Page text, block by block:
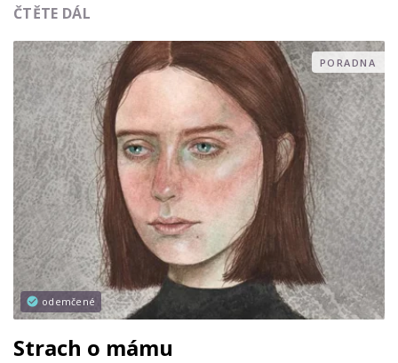
ČTĚTE DÁL
odemčené
PORADNA
Strach o mámu